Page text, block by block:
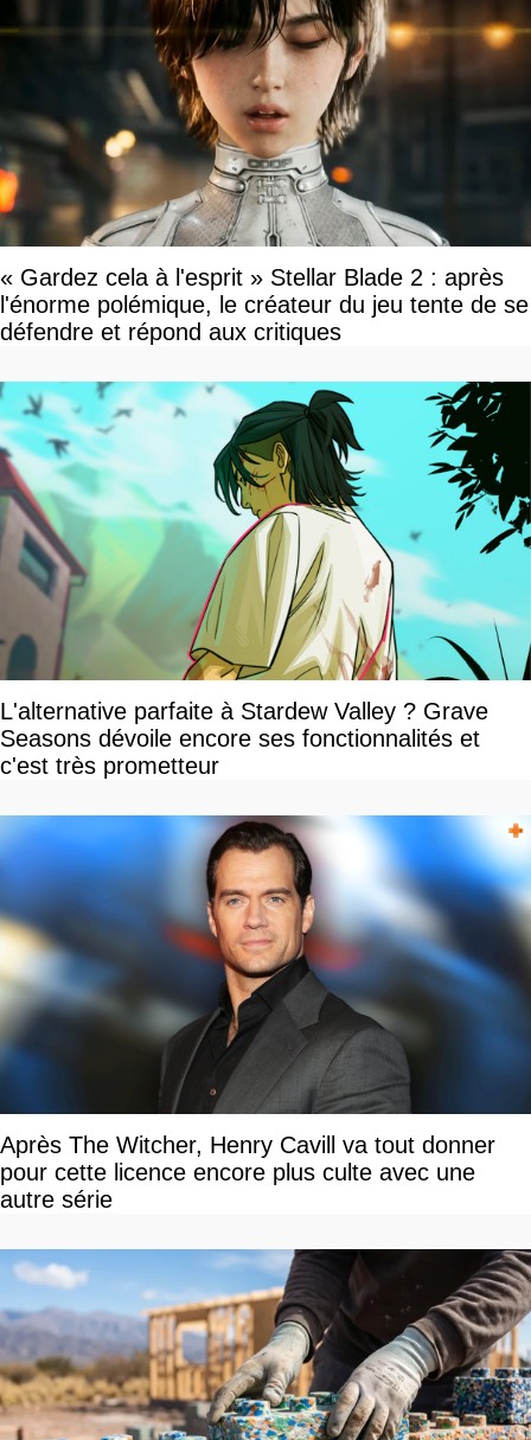
« Gardez cela à l'esprit » Stellar Blade 2 : après
l'énorme polémique, le créateur du jeu tente de se
défendre et répond aux critiques
L'alternative parfaite à Stardew Valley ? Grave
Seasons dévoile encore ses fonctionnalités et
c'est très prometteur
Après The Witcher, Henry Cavill va tout donner
pour cette licence encore plus culte avec une
autre série